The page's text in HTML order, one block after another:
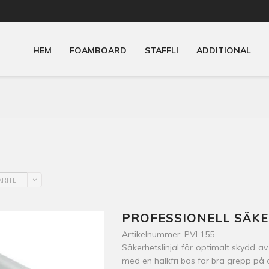
HEM FOAMBOARD STAFFLI ADDITIONAL
PROFESSIONELL
Artikelnummer: PVL155
Säkerhetslinjal för optimalt skydd
med en halkfri bas för bra grepp på